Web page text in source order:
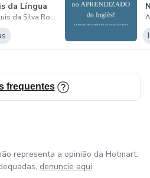
da Língua
André Luis da Silva Romano
frequentes
representa a opinião da Hotmart.
denuncie aqui